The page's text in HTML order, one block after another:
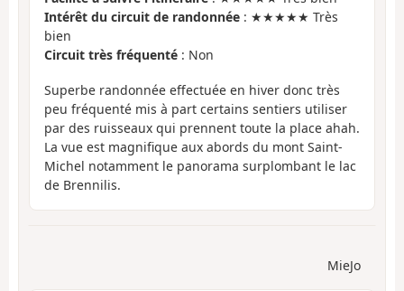
Intérêt du circuit de randonnée : ★★★★★ Très
bien
Circuit très fréquenté : Non
Superbe randonnée effectuée en hiver donc très
peu fréquenté mis à part certains sentiers utiliser
par des ruisseaux qui prennent toute la place ahah.
La vue est magnifique aux abords du mont Saint-
Michel notamment le panorama surplombant le lac
de Brennilis.
MieJo